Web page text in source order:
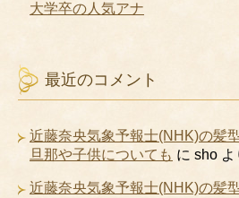
大学卒の人気アナ
最近のコメント
近藤奈央気象予報士(NHK)の髪
旦那や子供についても に sho よ
近藤奈央気象予報士(NHK)の髪